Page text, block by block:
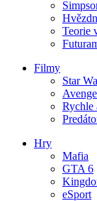
Teorie
Filmy
Star
Rychle
Hry
Mafia
GTA 6
eSport